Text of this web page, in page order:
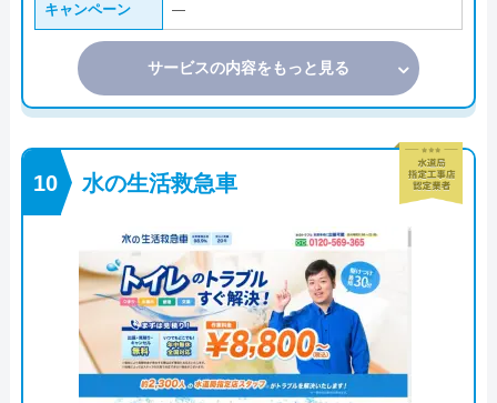
キャンペーン ―
サービスの内容をもっと見る
水の生活救急車